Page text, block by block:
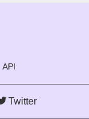
API
Twitter